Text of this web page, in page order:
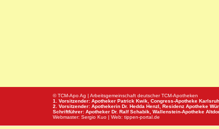
© TCM-Apo Ag | Arbeitsgemeinschaft deutscher TCM-Apotheken
1. Vorsitzender: Apotheker Patrick Kwik, Congress-Apotheke
2. Vorsitzender: Apothekerin Dr. Hedda Henzl, Residenz Apotheke
Schriftführer: Apotheker Dr. Ralf Schabik, Wallenstein-Apotheke
Webmaster: Sergio Kuo | Web: tippen-portal.de